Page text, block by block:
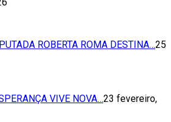
ROBERTA ROMA DESTINA…25
VIVE NOVA…23 fevereiro,